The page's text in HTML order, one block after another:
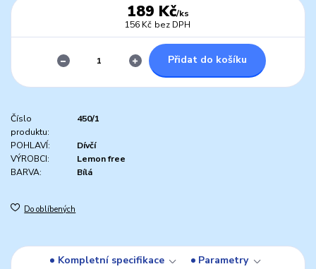
189 Kč/ks
156 Kč bez DPH
Přidat do košíku
Číslo
produktu:
450/1
POHLAVÍ:
Dívčí
VÝROBCI:
Lemon free
BARVA:
Bílá
Do oblíbených
Kompletní specifikace
Parametry